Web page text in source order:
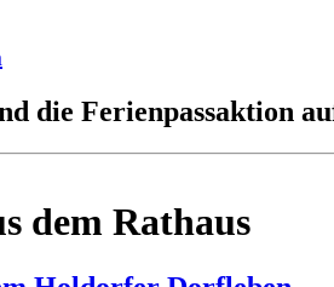
die Ferienpassaktion
dem Rathaus